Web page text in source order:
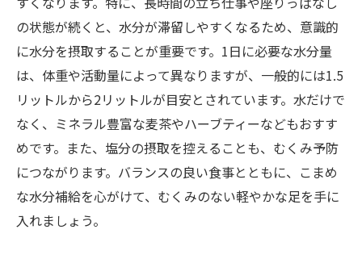
の状態が続くと、水分が滞留しやすくなるため、意識的
に水分を摂取することが重要です。1日に必要な水分量
は、体重や活動量によって異なりますが、一般的には1.5
リットルから2リットルが目安とされています。水だけで
なく、ミネラル豊富な麦茶やハーブティーなどもおすす
めです。また、塩分の摂取を控えることも、むくみ予防
につながります。バランスの良い食事とともに、こまめ
な水分補給を心がけて、むくみのない軽やかな足を手に
入れましょう。